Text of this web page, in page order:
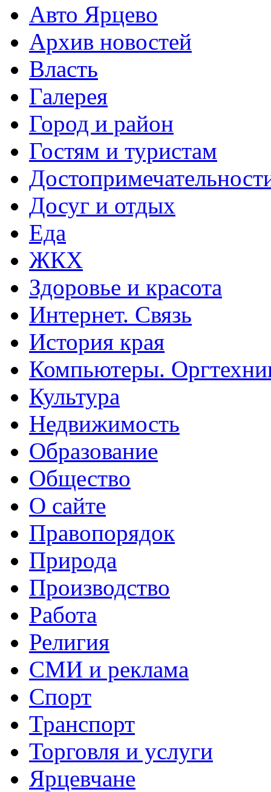
Авто Ярцево
Архив новостей
Власть
Галерея
Город и район
Гостям и туристам
Досуг и отдых
Еда
ЖКХ
Здоровье и красота
Интернет. Связь
История края
Компьютеры.
Культура
Недвижимость
Образование
Общество
О сайте
Правопорядок
Природа
Производство
Работа
Религия
СМИ и реклама
Спорт
Транспорт
Торговля и услуги
Ярцевчане